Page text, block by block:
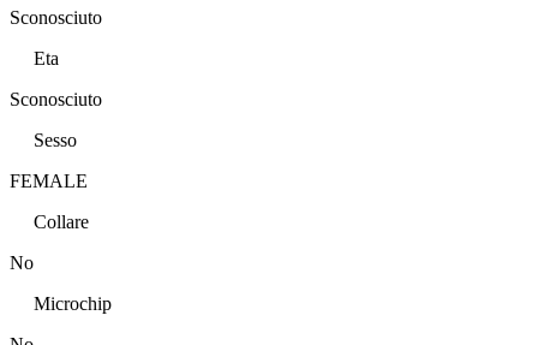
Sconosciuto
Eta
Sconosciuto
Sesso
FEMALE
Collare
No
Microchip